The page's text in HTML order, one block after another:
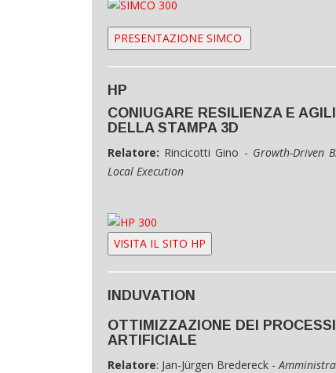
PRESENTAZIONE SIMCO
HP
CONIUGARE RESILIENZA E
DELLA STAMPA 3D
Relatore: Rincicotti Gino - Growth-Driven
Local Execution
VISITA IL SITO HP
INDUVATION
OTTIMIZZAZIONE DEI
ARTIFICIALE
Relatore: Jan-Jürgen Bredereck -